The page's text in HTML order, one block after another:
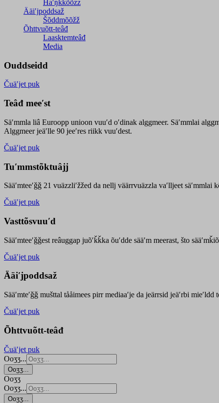
Haʹŋǩǩõõzz
Ääiʹjpoddsaž
Šõddmõõžž
Õhttvuõtt-teâđ
Laasktemteâđ
Media
Ouddseidd
Čuäʹjet puk
Teâđ meeʹst
Säʹmmla liâ Euroopp unioon vuuʹd oʹdinak alggmeer. Säʹmmlai
Alggmeer jeäʹlle 90 jeeʹres riikk vuuʹdest.
Čuäʹjet puk
Tuʹmmstõktuâjj
Sääʹmteeʹǧǧ 21 vuäzzliʹžžed da nellj väärrvuäzzla vaʹlljeet säʹmmlai
Čuäʹjet puk
Vasttõsvuuʹd
Sääʹmteeʹǧǧest reâuggap juõʹǩǩka õuʹdde sääʹm meerast, što
Čuäʹjet puk
Ääiʹjpoddsaž
Sääʹmteʹǧǧ mušttal tååimees pirr mediaaʹje da jeärrsid jeäʹrbi
Čuäʹjet puk
Õhttvuõtt-teâđ
Čuäʹjet puk
Ooʒʒ...
Ooʒʒ...
Ooʒʒ
Ooʒʒ...
Ooʒʒ...